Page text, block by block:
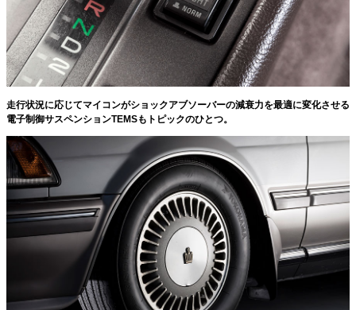
走行状況に応じてマイコンがショックアブソーバーの減衰力を最適に変化させる
電子制御サスペンションTEMSもトピックのひとつ。